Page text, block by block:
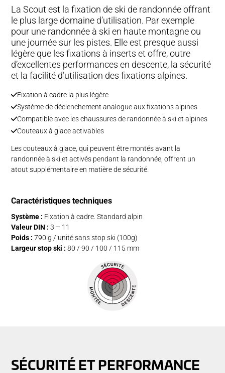
La Scout est la fixation de ski de randonnée offrant
le plus large domaine d’utilisation. Par exemple
pour une randonnée à ski en haute montagne ou
une journée sur les pistes. Elle est presque aussi
légère que les fixations à inserts et offre, outre
d’excellentes performances en descente, la sécurité
et la facilité d’utilisation des fixations alpines.
Fixation à cadre la plus légère
Système de déclenchement analogue aux fixations alpines
Compatible avec les chaussures de randonnée à ski et alpines
Couteaux à glace activables
Les couteaux à glace, qui peuvent être montés avant la
randonnée à ski et activés pendant la randonnée, offrent un
atout supplémentaire en matière de sécurité.
Caractéristiques techniques
Système : Fixation à cadre. Standard alpin
Valeur DIN : 3 – 11
Poids : 790 g / unité sans stop ski (100g)
Largeur stop ski : 80 / 90 / 100 / 115 mm
SÉ­CU­RI­TÉ ET PER­FOR­MANCE